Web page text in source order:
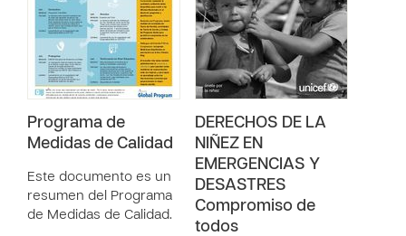
Programa de
Medidas de Calidad
Este documento es un
resumen del Programa
de Medidas de Calidad.
DERECHOS DE LA
NIÑEZ EN
EMERGENCIAS Y
DESASTRES
Compromiso de
todos